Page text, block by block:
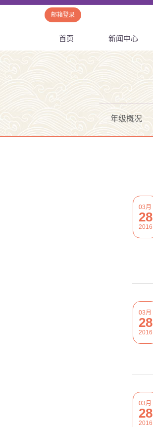
邮箱登录
首页 新闻中心
年级概况
03月
28
2016
03月
28
2016
03月
28
2016